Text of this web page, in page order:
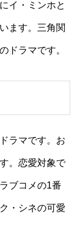
イ・ミンホと
ます。三角関
ドラマです。
ラマです。お
。恋愛対象で
ブコメの1番
・シネの可愛